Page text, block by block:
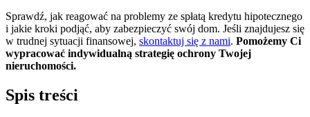
Sprawdź, jak reagować na problemy ze spłatą kredytu hipotecznego
i jakie kroki podjąć, aby zabezpieczyć swój dom. Jeśli znajdujesz się
w trudnej sytuacji finansowej, skontaktuj się z nami. Pomożemy Ci
wypracować indywidualną strategię ochrony Twojej
nieruchomości.
Spis treści